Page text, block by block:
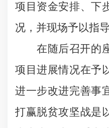
项目资金安排、下
况， 并现场予以指导
在随后召开的
项目进展情况在予
进一步改进完善事
打赢脱贫攻坚战是